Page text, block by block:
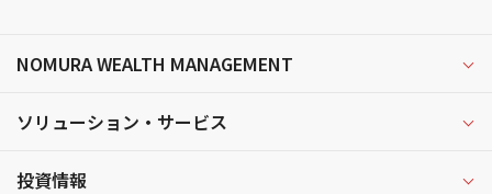
NOMURA WEALTH MANAGEMENT
ソリューション・サービス
投資情報